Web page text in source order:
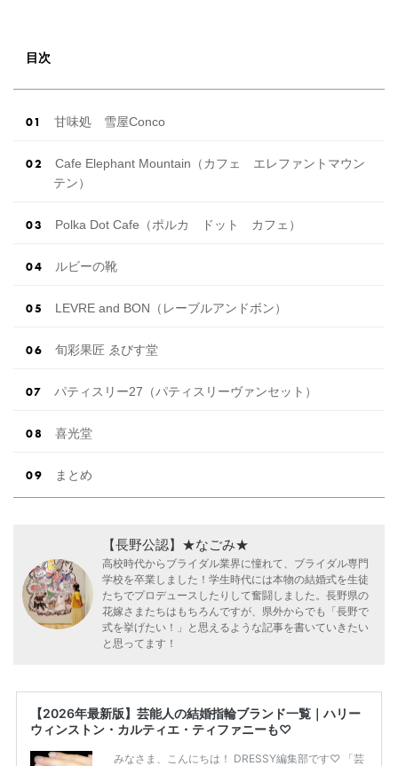
目次
甘味処 雪屋Conco
Cafe Elephant Mountain（カフェ エレファントマウン
テン）
Polka Dot Cafe（ポルカ ドット カフェ）
ルビーの靴
LEVRE and BON（レーブルアンドボン）
旬彩果匠 ゑびす堂
パティスリー27（パティスリーヴァンセット）
喜光堂
まとめ
【長野公認】★なごみ★
高校時代からブライダル業界に憧れて、ブライダル専門
学校を卒業しました！学生時代には本物の結婚式を生徒
たちでプロデュースしたりして奮闘しました。長野県の
花嫁さまたちはもちろんですが、県外からでも「長野で
式を挙げたい！」と思えるような記事を書いていきたい
と思ってます！
【2026年最新版】芸能人の結婚指輪ブランド一覧｜ハリー
ウィンストン・カルティエ・ティファニーも♡
みなさま、こんにちは！ DRESSY編集部です♡ 「芸